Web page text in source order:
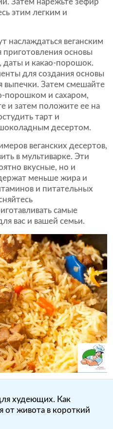
Затем нарежьте зефир
этим легким и
наслаждаться веганским
основы
даты и какао-порошок.
для создания основы
выпечки. Затем смешайте
порошком и сахаром,
и затем положите ее на
тарт и
десертом.
веганских десертов,
в мультиварке. Эти
вкусные, но и
меньше жира и
и питательных
самые
вас и вашей семьи.
худеющих. Как
от живота в короткий